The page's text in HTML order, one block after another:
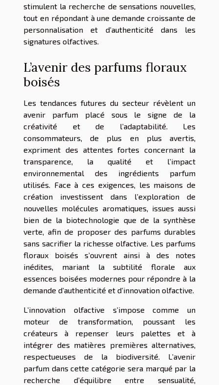
stimulent la recherche de sensations nouvelles,
tout en répondant à une demande croissante de
personnalisation et d’authenticité dans les
signatures olfactives.
L’avenir des parfums floraux
boisés
Les tendances futures du secteur révèlent un
avenir parfum placé sous le signe de la
créativité et de l’adaptabilité. Les
consommateurs, de plus en plus avertis,
expriment des attentes fortes concernant la
transparence, la qualité et l’impact
environnemental des ingrédients parfum
utilisés. Face à ces exigences, les maisons de
création investissent dans l’exploration de
nouvelles molécules aromatiques, issues aussi
bien de la biotechnologie que de la synthèse
verte, afin de proposer des parfums durables
sans sacrifier la richesse olfactive. Les parfums
floraux boisés s’ouvrent ainsi à des notes
inédites, mariant la subtilité florale aux
essences boisées modernes pour répondre à la
demande d’authenticité et d’innovation olfactive.
L’innovation olfactive s’impose comme un
moteur de transformation, poussant les
créateurs à repenser leurs palettes et à
intégrer des matières premières alternatives,
respectueuses de la biodiversité. L’avenir
parfum dans cette catégorie sera marqué par la
recherche d’équilibre entre sensualité,